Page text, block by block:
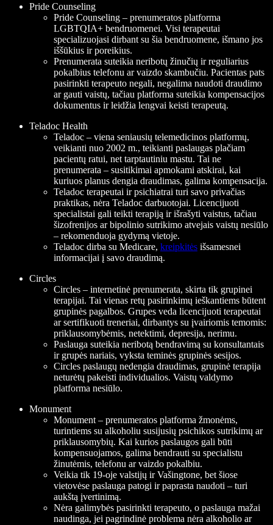
Pride Counseling
Pride Counseling – prenumeratos platforma
LGBTQIA+ bendruomenei. Visi terapeutai
specializuojasi dirbant su šia bendruomene, išmano jos
iššūkius ir poreikius.
Prenumerata suteikia neribotų žinučių ir reguliarius
pokalbius telefonu ar vaizdo skambučiu. Pacientas pats
pasirinkti terapeuto negali, negalima naudoti draudimo
ar gauti vaistų, tačiau platforma suteikia kompensacijos
dokumentus ir leidžia lengvai keisti terapeutą.
Teladoc Health
Teladoc – viena seniausių telemedicinos platformų,
veikianti nuo 2002 m., teikianti paslaugas plačiam
pacientų ratui, net tarptautiniu mastu. Tai ne
prenumerata – susitikimai apmokami atskirai, kai
kuriuos planus dengia draudimas, galima kompensacija.
Teladoc terapeutai ir psichiatrai turi savo privačias
praktikas, nėra Teladoc darbuotojai. Licencijuoti
specialistai gali teikti terapiją ir išrašyti vaistus, tačiau
šizofrenijos ar bipolinio sutrikimo atvejais vaistų nesiūlo
– rekomenduoja gydymą vietoje.
Teladoc dirba su Medicare, kreipkitės išsamesnei
informacijai į savo draudimą.
Circles
Circles – internetinė prenumerata, skirta tik grupinei
terapijai. Tai vienas retų pasirinkimų ieškantiems būtent
grupinės pagalbos. Grupes veda licencijuoti terapeutai
ar sertifikuoti treneriai, dirbantys su įvairiomis temomis:
priklausomybėmis, netektimi, depresija, nerimu.
Paslauga suteikia neribotą bendravimą su konsultantais
ir grupės nariais, vyksta teminės grupinės sesijos.
Circles paslaugų nedengia draudimas, grupinė terapija
neturėtų pakeisti individualios. Vaistų valdymo
platforma nesiūlo.
Monument
Monument – prenumeratos platforma žmonėms,
turintiems su alkoholiu susijusių psichikos sutrikimų ar
priklausomybių. Kai kurios paslaugos gali būti
kompensuojamos, galima bendrauti su specialistu
žinutėmis, telefonu ar vaizdo pokalbiu.
Veikia tik 19-oje valstijų ir Vašingtone, bet šiose
vietovėse paslauga patogi ir paprasta naudoti – turi
aukštą įvertinimą.
Nėra galimybės pasirinkti terapeuto, o paslauga mažai
naudinga, jei pagrindinė problema nėra alkoholio ar